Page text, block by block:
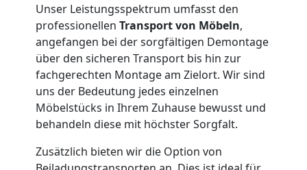
Unser Leistungsspektrum umfasst den
professionellen Transport von Möbeln,
angefangen bei der sorgfältigen Demontage
über den sicheren Transport bis hin zur
fachgerechten Montage am Zielort. Wir sind
uns der Bedeutung jedes einzelnen
Möbelstücks in Ihrem Zuhause bewusst und
behandeln diese mit höchster Sorgfalt.
Zusätzlich bieten wir die Option von
Wiener
Neustadt
Privatumzug
Wiener